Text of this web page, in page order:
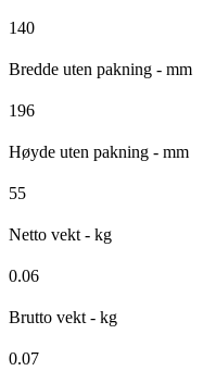
140
Bredde uten pakning - mm
196
Høyde uten pakning - mm
55
Netto vekt - kg
0.06
Brutto vekt - kg
0.07